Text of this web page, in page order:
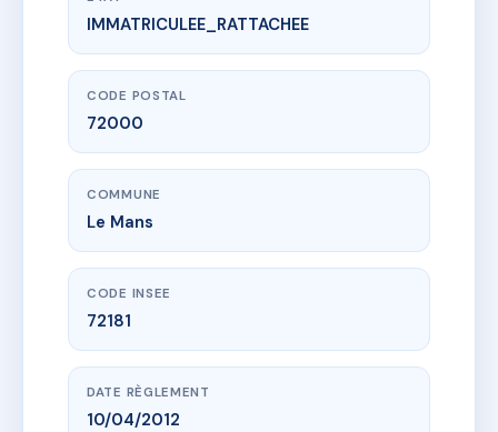
www.vme.plus/AB3173887
PLEIN SOLEIL
10 r marcel proust
IMMATRICULEE_RATTACHEE
CODE POSTAL
72000
COMMUNE
Le Mans
CODE INSEE
72181
DATE RÈGLEMENT
10/04/2012